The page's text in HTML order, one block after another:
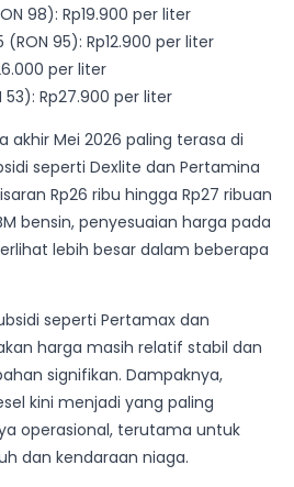
98): Rp19.900 per liter
95): Rp12.900 per liter
per liter
Rp27.900 per liter
akhir Mei 2026 paling terasa di
seperti Dexlite dan Pertamina
Rp26 ribu hingga Rp27 ribuan
bensin, penyesuaian harga pada
lebih besar dalam beberapa
seperti Pertamax dan
harga masih relatif stabil dan
signifikan. Dampaknya,
kini menjadi yang paling
operasional, terutama untuk
dan kendaraan niaga.